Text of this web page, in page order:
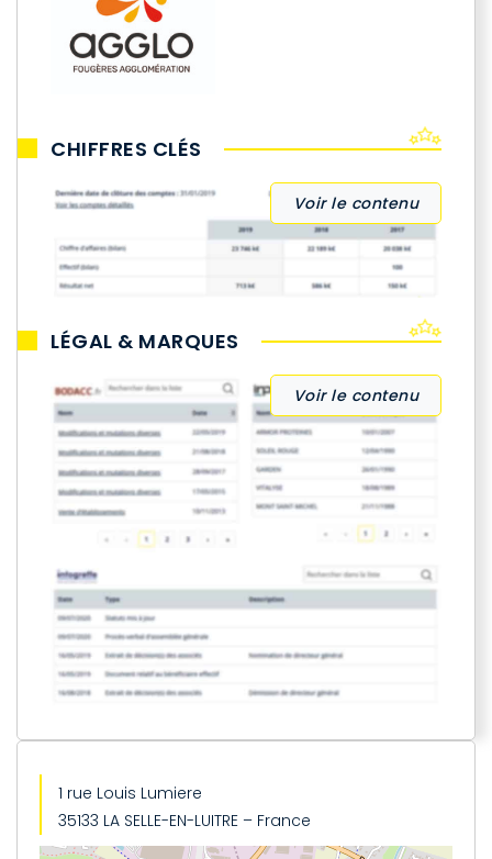
CHIFFRES CLÉS
Voir le contenu
LÉGAL & MARQUES
Voir le contenu
1 rue Louis Lumiere
35133 LA SELLE-EN-LUITRE – France